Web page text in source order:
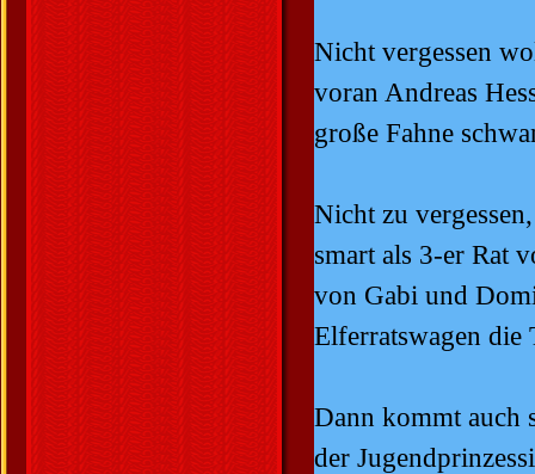
Nicht vergessen
voran Andreas
große Fahne
Nicht zu
smart als 3-er Rat
von Gabi und
Elferratswagen
Dann kommt auch
der